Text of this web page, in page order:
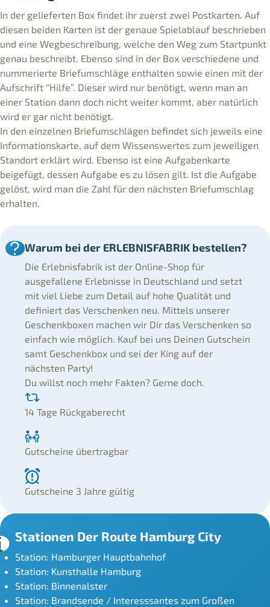
In der gelieferten Box findet ihr zuerst zwei Postkarten. Auf
diesen beiden Karten ist der genaue Spielablauf beschrieben
und eine Wegbeschreibung, welche den Weg zum Startpunkt
genau beschreibt. Ebenso sind in der Box verschiedene und
nummerierte Briefumschläge enthalten sowie einen mit der
Aufschrift “Hilfe”. Dieser wird nur benötigt, wenn man an
einer Station dann doch nicht weiter kommt, aber natürlich
wird er gar nicht benötigt.
In den einzelnen Briefumschlägen befindet sich jeweils eine
Informationskarte, auf dem Wissenswertes zum jeweiligen
Standort erklärt wird. Ebenso ist eine Aufgabenkarte
beigefügt, dessen Aufgabe es zu lösen gilt. Ist die Aufgabe
gelöst, wird man die Zahl für den nächsten Briefumschlag
erhalten.
Warum bei der ERLEBNISFABRIK bestellen?
Die Erlebnisfabrik ist der Online-Shop für
ausgefallene Erlebnisse in Deutschland und setzt
mit viel Liebe zum Detail auf hohe Qualität und
definiert das Verschenken neu. Mittels unserer
Geschenkboxen machen wir Dir das Verschenken so
einfach wie möglich. Kauf bei uns Deinen Gutschein
samt Geschenkbox und sei der King auf der
nächsten Party!
Du willst noch mehr Fakten? Gerne doch.
14 Tage Rückgaberecht
Gutscheine übertragbar
Gutscheine 3 Jahre gültig
Stationen Der Route Hamburg City
Station: Hamburger Hauptbahnhof
Station: Kunsthalle Hamburg
Station: Binnenalster
Station: Brandsende / Interesssantes zum Großen